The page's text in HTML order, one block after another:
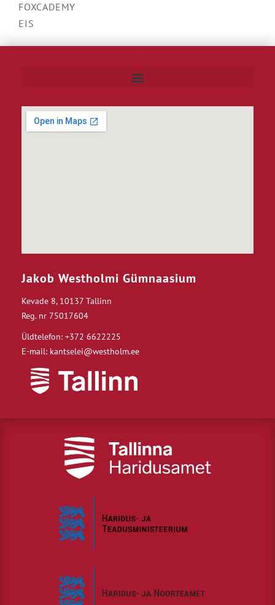
FOXCADEMY
EIS
Jakob Westholmi Gümnaasium
Kevade 8, 10137 Tallinn
Reg. nr 75017604
Üldtelefon: +372 6622225
E-mail: kantselei@westholm.ee